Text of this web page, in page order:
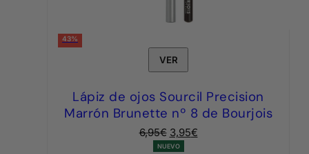
43%
VER
Lápiz de ojos Sourcil Precision
Marrón Brunette nº 8 de Bourjois
6,95€ El
precio
3,95€El
NUEVO